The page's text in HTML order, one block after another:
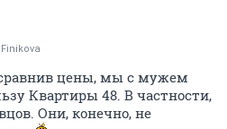
Finikova
цены, мы с мужем
Квартиры 48. В частности,
Они, конечно, не